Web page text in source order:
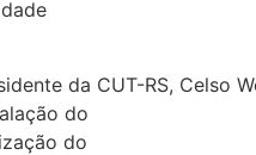
da CUT-RS, Celso
do
do